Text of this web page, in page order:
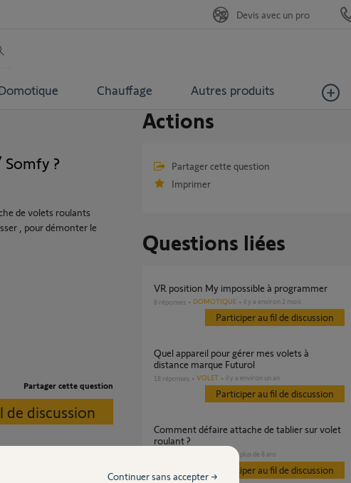
Chauffage Autres produits
Devis avec un pro
?
de volets roulants
, pour démonter le
Partager cette question
de discussion
Actions
Partager cette question
Imprimer
Questions liées
VR position My impossible à programmer
8 réponses DOMOTIQUE il y a environ 2 mois
Participer au fil de discussion
Quel appareil pour gérer mes volets à
distance marque Futurol
18 réponses VOLET il y a environ un an
Participer au fil de discussion
Comment défaire attache de tablier sur volet
roulant ?
il y a plus de 8 ans
Participer au fil de discussion
Continuer sans accepter →